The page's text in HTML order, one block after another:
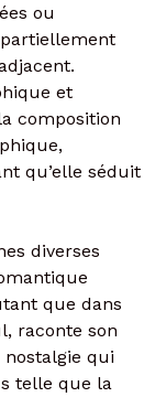
ou
et
composition
qu’elle séduit
diverses
que dans
raconte son
qui
telle que la